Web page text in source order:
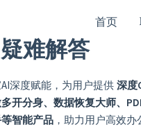
首页
难解答
深度赋能，为用户提供 深度
开分身、数据恢复大师、PDF
智能产品 ，助力用户高效